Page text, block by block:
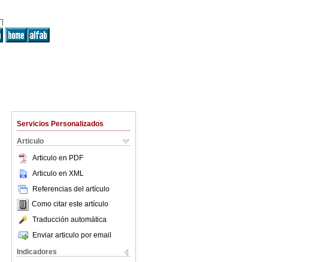
Servicios Personalizados
Articulo
Articulo en PDF
Articulo en XML
Referencias del artículo
Como citar este artículo
Traducción automática
Enviar articulo por email
Indicadores